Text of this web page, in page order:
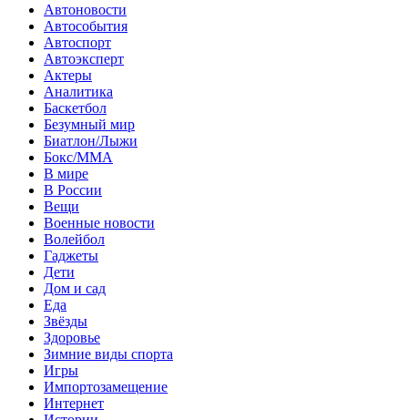
Автоновости
Автособытия
Автоспорт
Автоэксперт
Актеры
Аналитика
Баскетбол
Безумный мир
Биатлон/Лыжи
Бокс/MMA
В мире
В России
Вещи
Военные новости
Волейбол
Гаджеты
Дети
Дом и сад
Еда
Звёзды
Здоровье
Зимние виды спорта
Игры
Импортозамещение
Интернет